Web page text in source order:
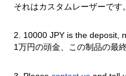
それはカスタムレーザーです。
2. 10000 JPY is the deposit,
1万円の頭金、この制品の最